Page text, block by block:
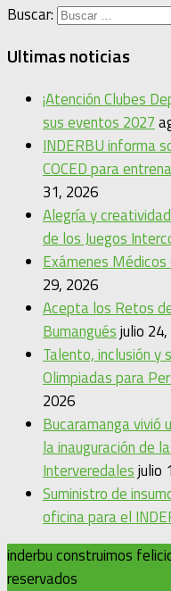
Buscar:
Ultimas noticias
¡Atención Clubes
sus eventos 2027
INDERBU informa
COCED para
31, 2026
Alegría y
de los Juegos
Exámenes
29, 2026
Acepta los Retos
Bumanguésjulio
Talento, inclusión y
Olimpiadas para
2026
Bucaramanga vivió
la inauguración de
Interveredalesjulio
Suministro de
oficina para el
inderbu construimos
reservados